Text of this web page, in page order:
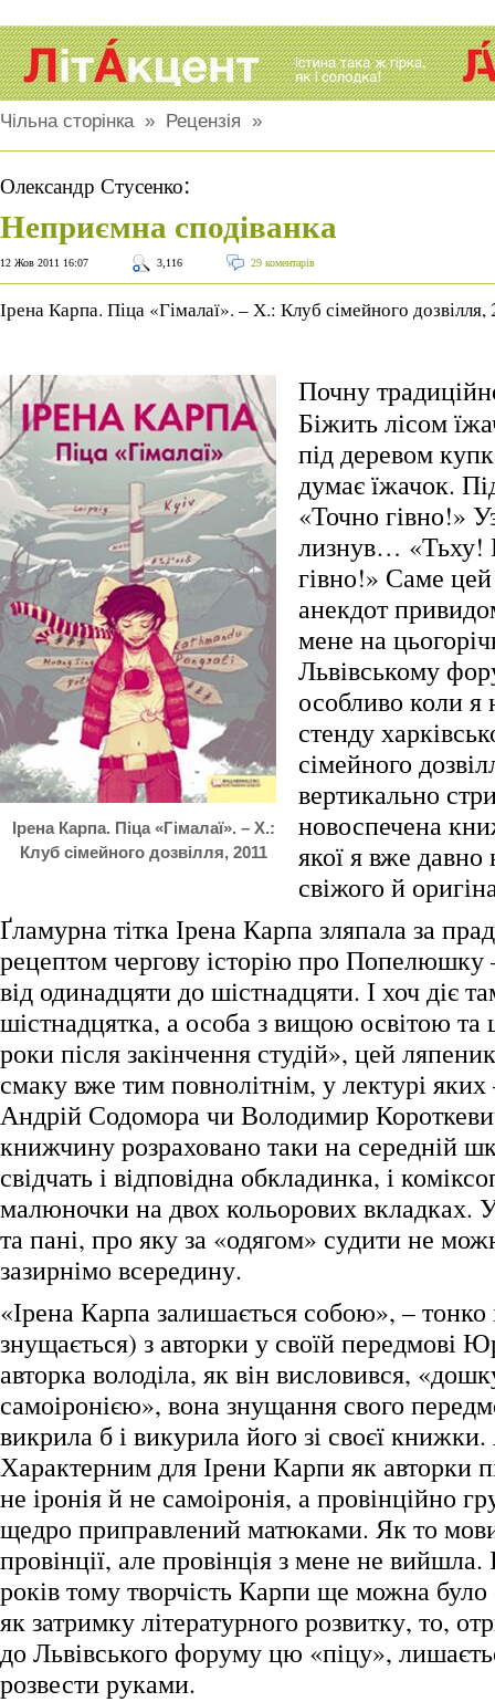
Чільна сторінка» Рецензія »
Олександр Стусенко:
Неприємна сподіванка
12 Жов 2011 16:07 3,116 29 коментарів
Ірена Карпа. Піца «Гімалаї». – Х.: Клуб сімейного дозвілля,
Ірена Карпа. Піца «Гімалаї». – Х.:
Клуб сімейного дозвілля, 2011
Почну
Біжить лісом
під деревом
думає їжачок.
«Точно гівно!»
лизнув… «Тьху!
гівно!» Саме
анекдот
мене на
Львівському
особливо коли я
стенду
сімейного
вертикально
новоспечена
якої я вже
свіжого й
Ґламурна тітка Ірена Карпа зляпала за
рецептом чергову історію про Попелюшку
від одинадцяти до шістнадцяти. І хоч діє
шістнадцятка, а особа з вищою освітою та
роки після закінчення студій», цей
смаку вже тим повнолітнім, у лектурі
Андрій Содомора чи Володимир
книжчину розраховано таки на середній
свідчать і відповідна обкладинка, і
малюночки на двох кольорових вкладках.
та пані, про яку за «одягом» судити не
зазирнімо всередину.
«Ірена Карпа залишається собою», – тонко
знущається) з авторки у своїй передмові
авторка володіла, як він висловився,
самоіронією», вона знущання свого
викрила б і викурила його зі своєї
Характерним для Ірени Карпи як авторки
не іронія й не самоіронія, а провінційно
щедро приправлений матюками. Як то
провінції, але провінція з мене не вийшла.
років тому творчість Карпи ще можна було
як затримку літературного розвитку, то,
до Львівського форуму цю «піцу»,
розвести руками.